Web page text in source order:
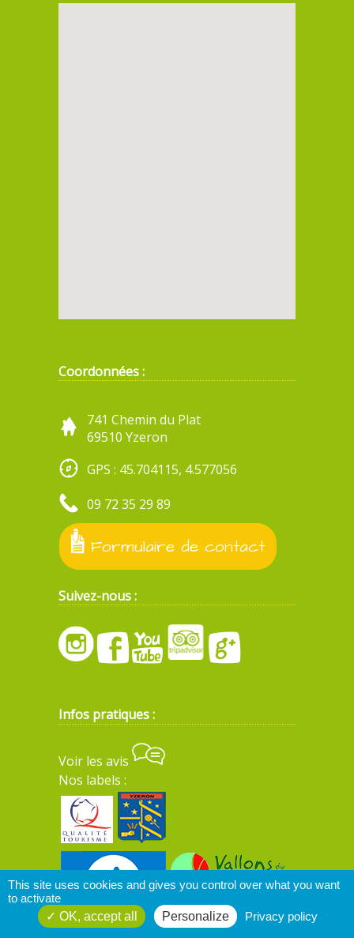
Coordonnées :
741 Chemin du Plat
69510 Yzeron
GPS : 45.704115, 4.577056
09 72 35 29 89
Formulaire de contact
Suivez-nous :
Infos pratiques :
Voir les avis
Nos labels :
This site uses cookies and gives you control over what you want
to activate
OK, accept all
Personalize Privacy policy